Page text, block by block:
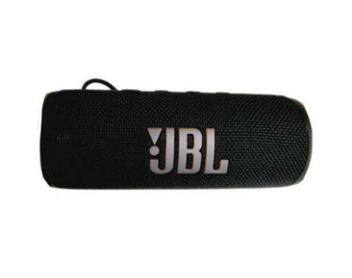
Bluetooth Lautsprecher JBL FLIP 6